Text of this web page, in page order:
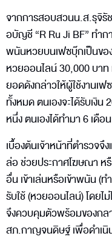
จากการสอบสวนน.ส.รุจิรั
อบัญชี “R Ru Ji BF” ทำ
พนันหวยบนเฟซบุ๊กเป็นขอ
หวยออนไลน์ 30,000 บา
ยอดดังกล่าวให้ผู้ใช้งานเ
ทั้งหมด ตนเองจะได้รับเงิ
หนึ่ง ตนเองได้ทำมา 6 เดือ
เบื้องต้นเจ้าหน้าที่ตำรวจจึ
ล่อ ช่วยประกาศโฆษณา ห
อื่น เข้าเล่นหรือเข้าพนัน (
รับใช้ (หวยออนไลน์) โดย
จึงควบคุมตัวพร้อมของก
สภ.กาญจนดิษฐ์ เพื่อดำเ